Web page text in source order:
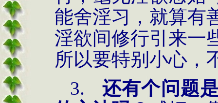
能舍淫习，就算有
淫欲间修行引来一
所以要特别小心，
3.
还有个问题